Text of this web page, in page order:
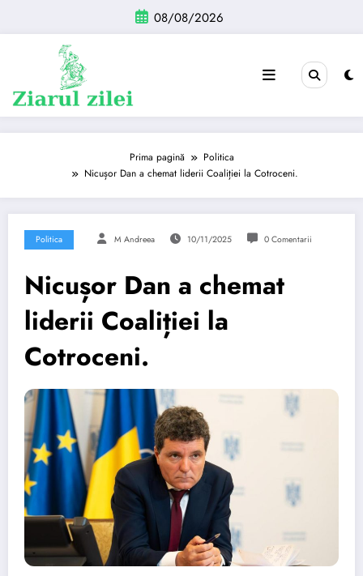
conținut
08/08/2026
Prima pagină
Politica
Nicușor Dan a chemat liderii Coaliției la Cotroceni.
Politica M Andreea 10/11/2025 0 Comentarii
Nicușor Dan a chemat
liderii Coaliției la
Cotroceni.